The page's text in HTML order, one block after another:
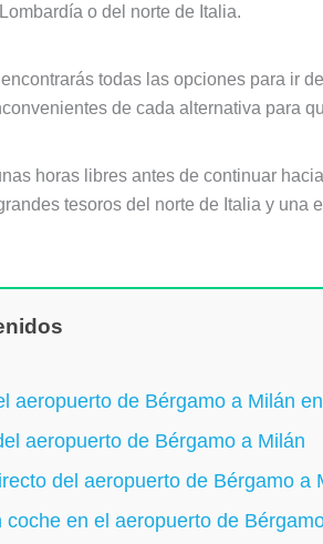
o del norte de Italia.
todas las opciones para ir
de cada alternativa para
horas libres antes de continuar
tesoros del norte de Italia y
aeropuerto de Bérgamo a Milán
aeropuerto de Bérgamo a Milán
del aeropuerto de Bérgamo a
coche en el aeropuerto de